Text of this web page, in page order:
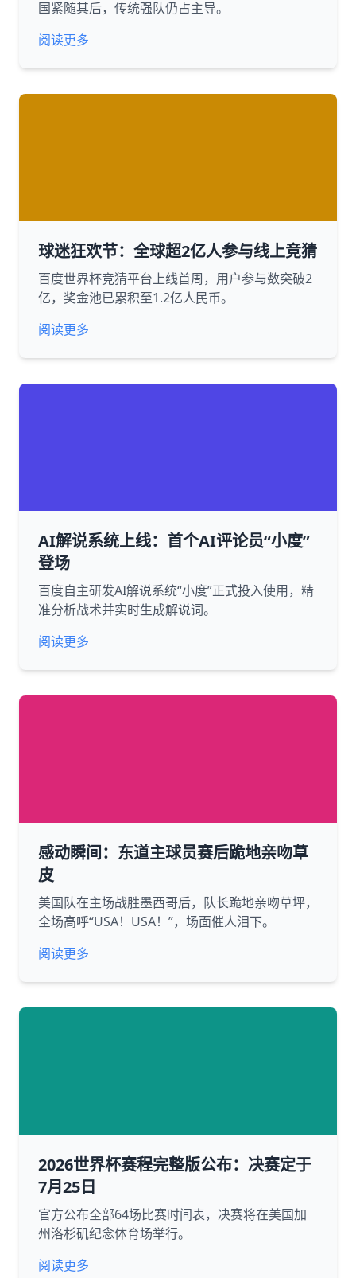
国紧随其后，传统强队仍占主导。
阅读更多
球迷狂欢节：全球超2亿人参与线上竞猜
百度世界杯竞猜平台上线首周，用户参与数突破2
亿，奖金池已累积至1.2亿人民币。
阅读更多
AI解说系统上线：首个AI评论员“小度”
登场
百度自主研发AI解说系统“小度”正式投入使用，精
准分析战术并实时生成解说词。
阅读更多
感动瞬间：东道主球员赛后跪地亲吻草
皮
美国队在主场战胜墨西哥后，队长跪地亲吻草坪，
全场高呼“USA！USA！”，场面催人泪下。
阅读更多
2026世界杯赛程完整版公布：决赛定于
7月25日
官方公布全部64场比赛时间表，决赛将在美国加
州洛杉矶纪念体育场举行。
阅读更多